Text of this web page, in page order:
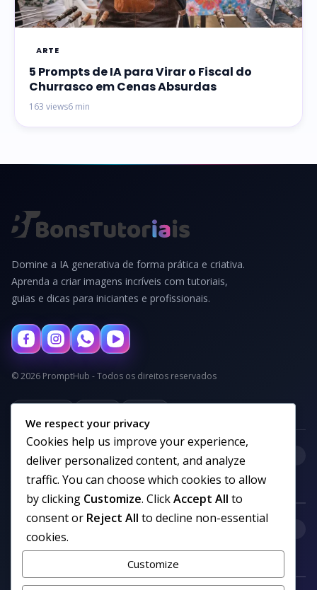
ARTE
5 Prompts de IA para Virar o Fiscal do
Churrasco em Cenas Absurdas
163 views6 min
Domine a IA generativa de forma prática e criativa.
Aprenda a criar imagens incríveis com tutoriais,
guias e dicas para iniciantes e profissionais.
© 2026 PromptHub - Todos os direitos reservados
Categorias
We respect your privacy
Cookies help us improve your experience,
deliver personalized content, and analyze
traffic. You can choose which cookies to allow
by clicking Customize. ClickAccept All to
consent or Reject All to decline non-essential
cookies.
Customize